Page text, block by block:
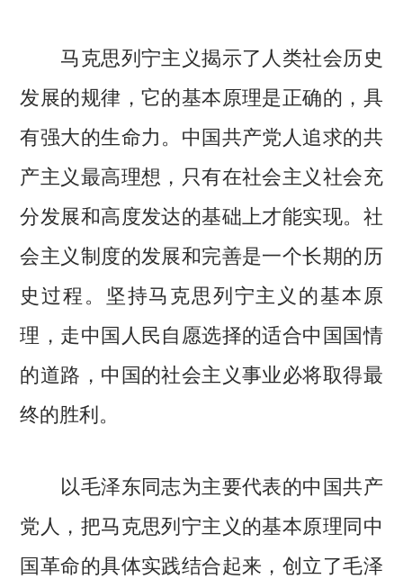
马克思列宁主义揭示了人类社会历史
发展的规律，它的基本原理是正确的，具
有强大的生命力。中国共产党人追求的共
产主义最高理想，只有在社会主义社会充
分发展和高度发达的基础上才能实现。社
会主义制度的发展和完善是一个长期的历
史过程。坚持马克思列宁主义的基本原
理，走中国人民自愿选择的适合中国国情
的道路，中国的社会主义事业必将取得最
终的胜利。
以毛泽东同志为主要代表的中国共产
党人，把马克思列宁主义的基本原理同中
国革命的具体实践结合起来，创立了毛泽